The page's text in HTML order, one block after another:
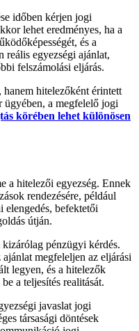
időben kérjen jogi
lehet eredményes, ha a
és a
reális egyezségi ajánlat,
felszámolási eljárás.
hanem hitelezőként érintett
ügyében, a megfelelő jogi
körében lehet különösen
a hitelezői egyezség. Ennek
rendezésére, például
elengedés, befektetői
útján.
pénzügyi kérdés.
megfeleljen az eljárási
legyen, és a hitelezők
a teljesítés realitását.
javaslat jogi
társasági döntések